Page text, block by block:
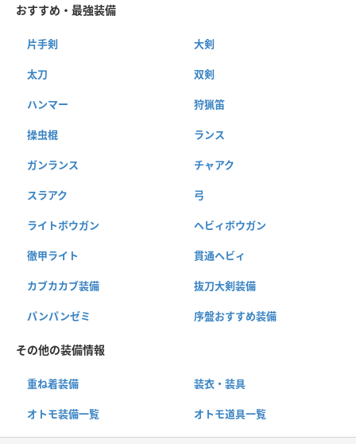
おすすめ・最強装備
片手剣 大剣
太刀 双剣
ハンマー 狩猟笛
操虫棍 ランス
ガンランス チャアク
スラアク 弓
ライトボウガン ヘビィボウガン
徹甲ライト 貫通ヘビィ
カブカカブ装備 抜刀大剣装備
パンパンゼミ 序盤おすすめ装備
その他の装備情報
重ね着装備 装衣・装具
オトモ装備一覧 オトモ道具一覧